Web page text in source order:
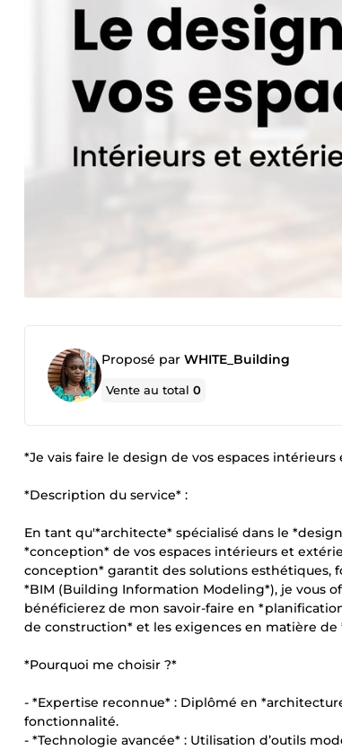
Proposé par WHITE_Building
Vente au total0
*Je vais faire le design de vos espaces
*Description du service* :
En tant qu'*architecte* spécialisé dans le
*conception* de vos espaces intérieurs et
conception* garantit des solutions esthétiques,
*BIM (Building Information Modeling*), je vous
bénéficierez de mon savoir-faire en
de construction* et les exigences en matière
*Pourquoi me choisir ?*
- *Expertise reconnue* : Diplômé en
fonctionnalité.
- *Technologie avancée* : Utilisation d’outils